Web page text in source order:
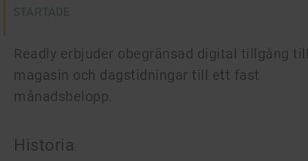
STARTADE
Readly erbjuder obegränsad digital tillgång
magasin och dagstidningar till ett fast
månadsbelopp.
Historia